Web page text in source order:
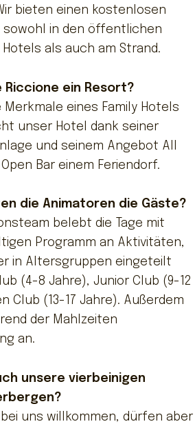
bieten einen kostenlosen
sowohl in den öffentlichen
als auch am Strand.
Riccione ein Resort?
eines Family Hotels
unser Hotel dank seiner
und seinem Angebot All
Bar einem Feriendorf.
die Animatoren die Gäste?
belebt die Tage mit
Programm an Aktivitäten,
in Altersgruppen eingeteilt
(4-8 Jahre), Junior Club (9-12
Club (13-17 Jahre). Außerdem
der Mahlzeiten
an.
unsere vierbeinigen
uns willkommen, dürfen aber